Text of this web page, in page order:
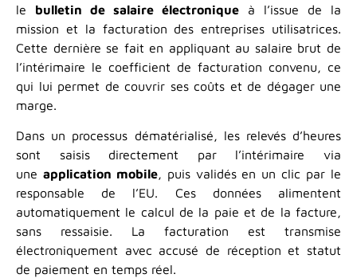
le bulletin de salaire électronique à l’issue de la
mission et la facturation des entreprises utilisatrices.
Cette dernière se fait en appliquant au salaire brut de
l’intérimaire le coefficient de facturation convenu, ce
qui lui permet de couvrir ses coûts et de dégager une
marge.
Dans un processus dématérialisé, les relevés d’heures
sont saisis directement par l’intérimaire via
une application mobile, puis validés en un clic par le
responsable de l’EU. Ces données alimentent
automatiquement le calcul de la paie et de la facture,
sans ressaisie. La facturation est transmise
électroniquement avec accusé de réception et statut
de paiement en temps réel.